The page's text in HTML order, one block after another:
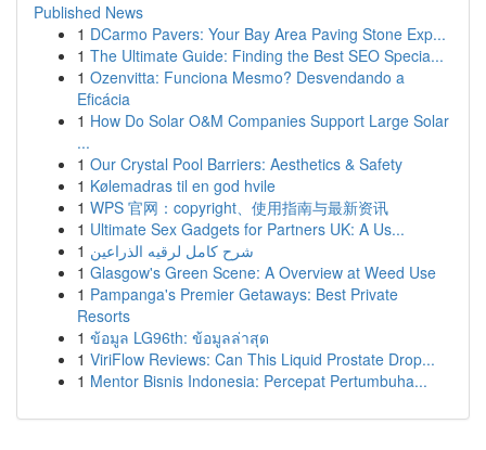
Published News
1 DCarmo Pavers: Your Bay Area Paving Stone Exp...
1 The Ultimate Guide: Finding the Best SEO Specia...
1 Ozenvitta: Funciona Mesmo? Desvendando a
Eficácia
1 How Do Solar O&M Companies Support Large Solar
...
1 Our Crystal Pool Barriers: Aesthetics & Safety
1 Kølemadras til en god hvile
1 WPS 官网：copyright、使用指南与最新资讯
1 Ultimate Sex Gadgets for Partners UK: A Us...
1 شرح كامل لرقيه الذراعين
1 Glasgow's Green Scene: A Overview at Weed Use
1 Pampanga's Premier Getaways: Best Private
Resorts
1 ข้อมูล LG96th: ข้อมูลล่าสุด
1 ViriFlow Reviews: Can This Liquid Prostate Drop...
1 Mentor Bisnis Indonesia: Percepat Pertumbuha...